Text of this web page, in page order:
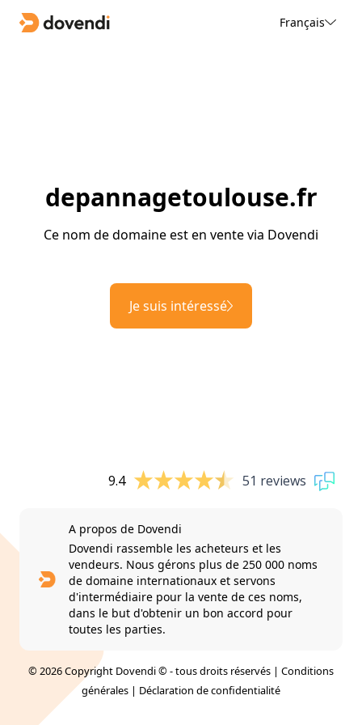
Français
depannagetoulouse.fr
Ce nom de domaine est en vente via Dovendi
Je suis intéressé
9.4 51 reviews
A propos de Dovendi
Dovendi rassemble les acheteurs et les
vendeurs. Nous gérons plus de 250 000 noms
de domaine internationaux et servons
d'intermédiaire pour la vente de ces noms,
dans le but d'obtenir un bon accord pour
toutes les parties.
© 2026 Copyright Dovendi © - tous droits réservés | Conditions
générales | Déclaration de confidentialité